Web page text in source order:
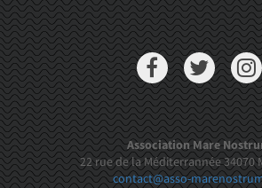
Association Mare
22 rue de la Méditerrannée 34070
contact@asso-